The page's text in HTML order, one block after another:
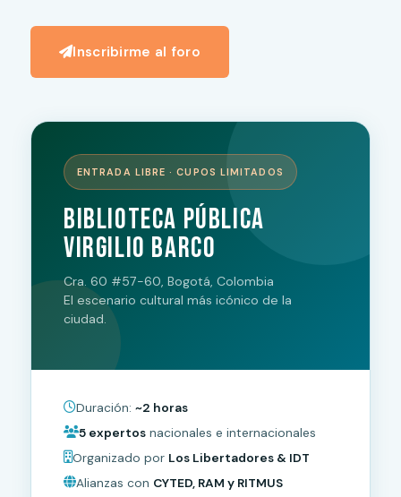
Inscribirme al foro
ENTRADA LIBRE · CUPOS LIMITADOS
Biblioteca Pública
Virgilio Barco
Cra. 60 #57-60, Bogotá, Colombia
El escenario cultural más icónico de la
ciudad.
Duración: ~2 horas
5 expertos nacionales e internacionales
Organizado por Los Libertadores & IDT
Alianzas con CYTED, RAM y RITMUS